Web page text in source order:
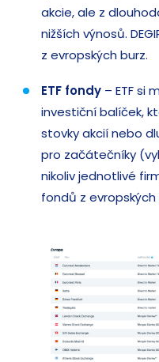
akcie, ale z
nižších výnosů.
z evropských burz.
ETF fondy – ETF si
investiční balíček,
stovky akcií nebo
pro začátečníky
nikoliv jednotlivé
fondů z evropských